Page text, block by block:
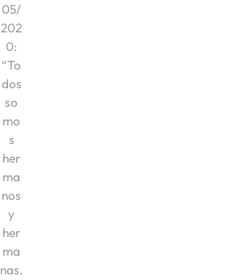
05/
202
0:
“To
dos
so
mo
s
her
ma
nos
y
her
ma
nas.